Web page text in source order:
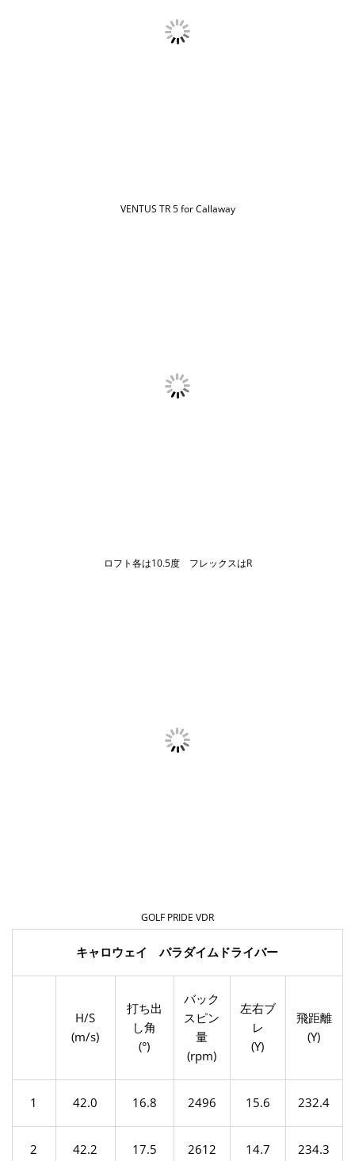
VENTUS TR 5 for Callaway
ロフト各は10.5度 フレックスはR
GOLF PRIDE VDR
キャロウェイ パラダイムドライバー
H/S
(m/s)
打ち出
し角
(°)
バック
スピン
量
(rpm)
左右ブ
レ
(Y)
飛距離
(Y)
1 42.0 16.8 2496 15.6 232.4
2 42.2 17.5 2612 14.7 234.3